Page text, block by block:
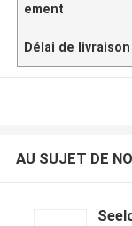
ement
Délai de livraison
AU SUJET DE